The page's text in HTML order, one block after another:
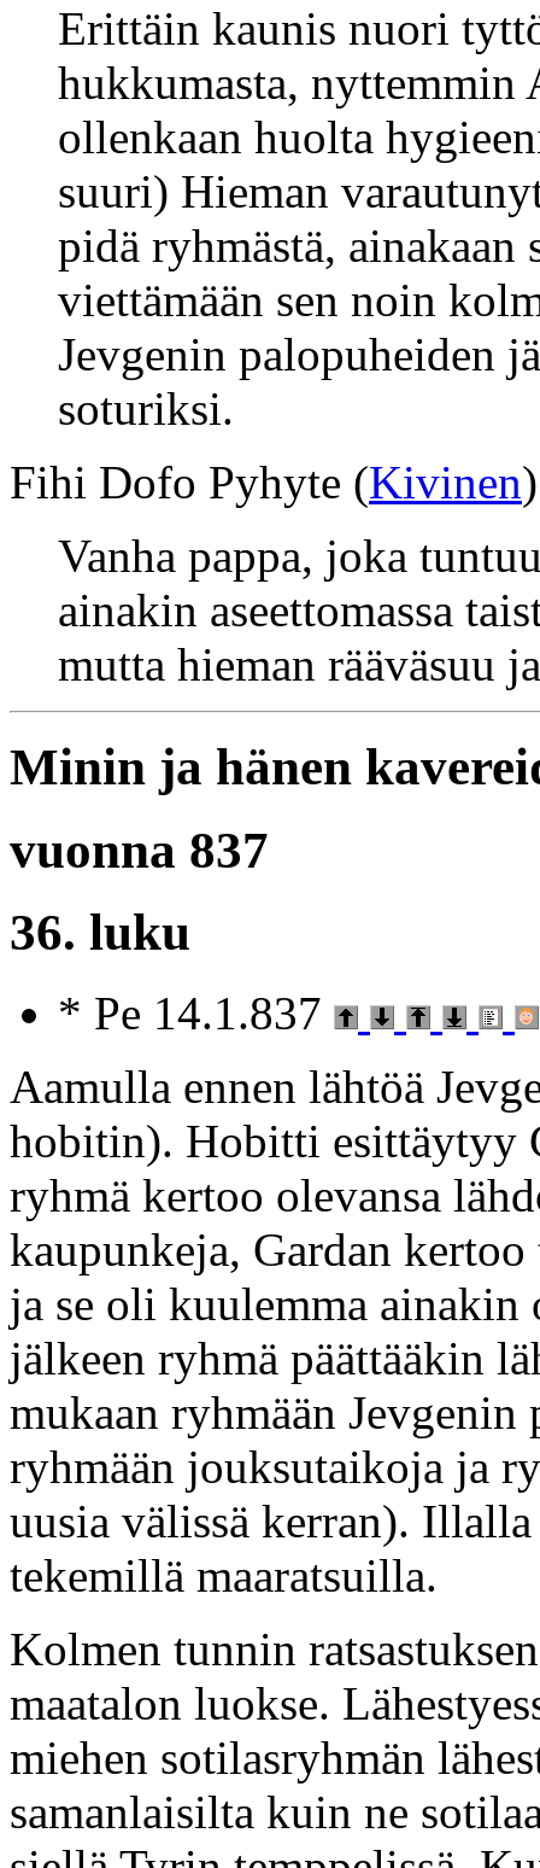
Erittäin kaunis nuori
hukkumasta,
ollenkaan huolta
suuri) Hieman
pidä ryhmästä,
viettämään sen noin
Jevgenin palopuheiden
soturiksi.
Fihi Dofo Pyhyte (Kivinen)
Vanha pappa, joka
ainakin aseettomassa
mutta hieman rääväsuu
Minin ja hänen
vuonna 837
36. luku
* Pe 14.1.837
Aamulla ennen lähtöä
hobitin). Hobitti esittäytyy
ryhmä kertoo olevansa
kaupunkeja, Gardan
ja se oli kuulemma
jälkeen ryhmä päättääkin
mukaan ryhmään
ryhmään jouksutaikoja ja
uusia välissä kerran).
tekemillä maaratsuilla.
Kolmen tunnin
maatalon luokse.
miehen sotilasryhmän
samanlaisilta kuin ne